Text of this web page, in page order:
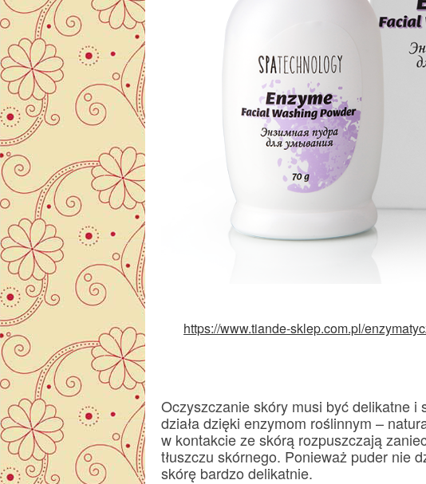
https://www.tiande-sklep.com.pl/
Oczyszczanie skóry musi być delikatne i
działa dzięki enzymom roślinnym –
w kontakcie ze skórą rozpuszczają
tłuszczu skórnego. Ponieważ puder nie
skórę bardzo delikatnie.